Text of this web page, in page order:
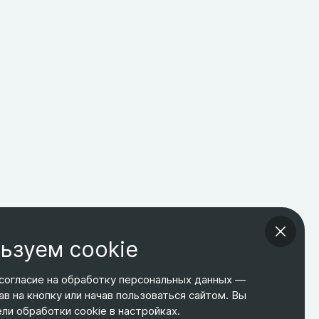
ТЕЛЕФОН
+7 495 266-65-67
ЭЛ. ПОЧТА
shop@relines.ru
АДРЕС
Москва, Гаражная 8
cookie
на обработку персональных данных —
на кнопку или начав пользоваться сайтом. Вы
обработки cookie в настройках.